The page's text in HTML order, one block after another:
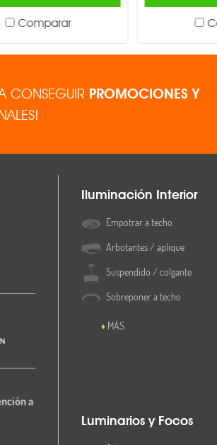
Comparar
CONSEGUIR PROMOCIONES Y
a
Iluminación Interior
Empotrar a techo
Arbotantes / aplique
Suspendido / colgante
Sobreponer a techo
MÁS
Luminarios y Focos